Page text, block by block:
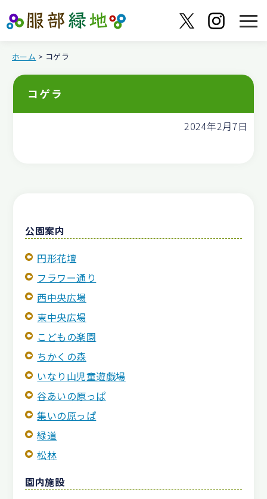
ホーム > コゲラ
コゲラ
2024年2月7日
公園案内
円形花壇
フラワー通り
西中央広場
東中央広場
こどもの楽園
ちかくの森
いなり山児童遊戯場
谷あいの原っぱ
集いの原っぱ
緑道
松林
園内施設